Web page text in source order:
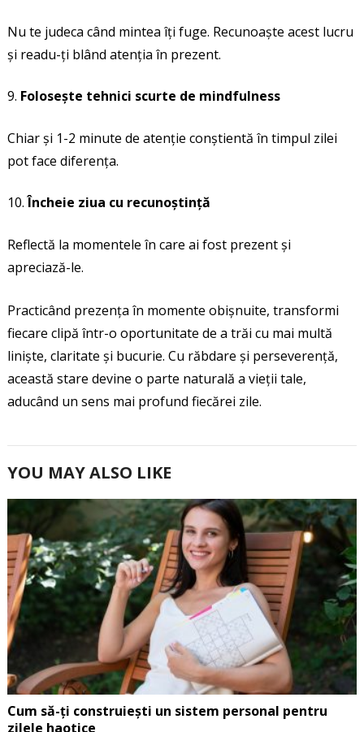
Nu te judeca când mintea îți fuge. Recunoaște acest lucru
și readu-ți blând atenția în prezent.
Folosește tehnici scurte de mindfulness
Chiar și 1-2 minute de atenție conștientă în timpul zilei
pot face diferența.
Încheie ziua cu recunoștință
Reflectă la momentele în care ai fost prezent și
apreciază-le.
Practicând prezența în momente obișnuite, transformi
fiecare clipă într-o oportunitate de a trăi cu mai multă
liniște, claritate și bucurie. Cu răbdare și perseverență,
această stare devine o parte naturală a vieții tale,
aducând un sens mai profund fiecărei zile.
YOU MAY ALSO LIKE
Cum să-ți construiești un sistem personal pentru
zilele haotice